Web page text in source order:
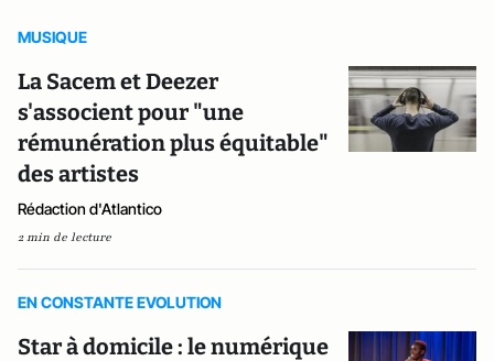
MUSIQUE
La Sacem et Deezer
s'associent pour "une
rémunération plus équitable"
des artistes
Rédaction d'Atlantico
2 min de lecture
EN CONSTANTE EVOLUTION
Star à domicile : le numérique